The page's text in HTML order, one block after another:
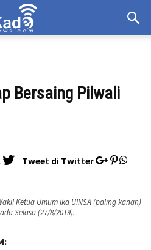
Bersaing Pilwali
Tweet di Twitter
Ketua Umum Ika UINSA (paling kanan)
Selasa (27/8/2019).